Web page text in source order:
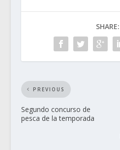
SHARE:
PREVIOUS
Segundo concurso de
pesca de la temporada